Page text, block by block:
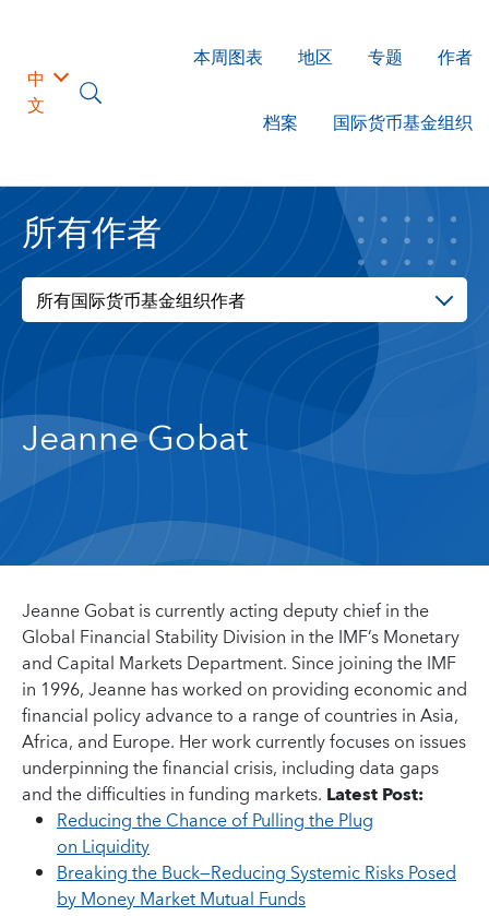
中
文
本周图表 地区 专题 作者
档案 国际货币基金组织
所有作者
所有国际货币基金组织作者
Jeanne Gobat
Jeanne Gobat is currently acting deputy chief in the
Global Financial Stability Division in the IMF’s Monetary
and Capital Markets Department. Since joining the IMF
in 1996, Jeanne has worked on providing economic and
financial policy advance to a range of countries in Asia,
Africa, and Europe. Her work currently focuses on issues
underpinning the financial crisis, including data gaps
and the difficulties in funding markets. Latest Post:
Reducing the Chance of Pulling the Plug
on Liquidity
Breaking the Buck—Reducing Systemic Risks Posed
by Money Market Mutual Funds